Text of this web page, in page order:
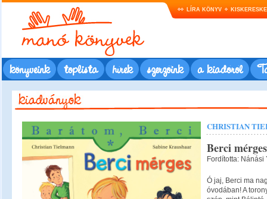
LÍRA KÖNYV
könyveink toplista hírek szerzőink a kiadóról
CHRISTIAN
Berci
Fordította: Nánási
Ó jaj, Berci ma
óvodában! A